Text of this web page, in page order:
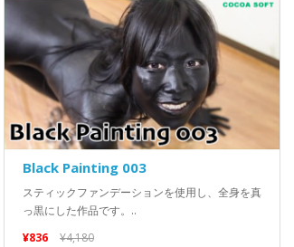
Black Painting 003
スティックファンデーションを使用し、全身を真
っ黒にした作品です。..
¥836
¥4,180